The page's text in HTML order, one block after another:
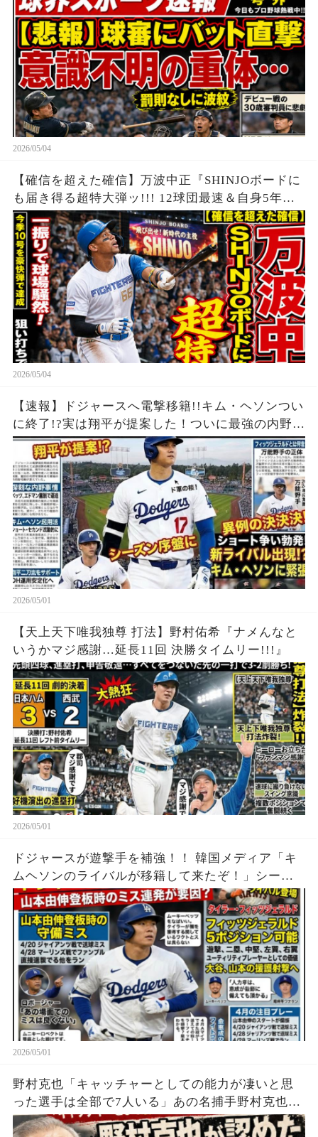
2026/05/04
【確信を超えた確信】万波中正『SHINJOボードに
も届き得る超特大弾ッ!!! 12球団最速＆自身5年連
続の二桁本塁打!!!』
2026/05/04
【速報】ドジャースへ電撃移籍!!キム・ヘソンつい
に終了!?実は翔平が提案した！ついに最強の内野布
陣が揃ってしまう!
2026/05/01
【天上天下唯我独尊 打法】野村佑希『ナメんなと
いうかマジ感謝…延長11回 決勝タイムリー!!!』
2026/05/01
ドジャースが遊撃手を補強！！ 韓国メディア「キ
ムヘソンのライバルが移籍して来たぞ！」シーズ
ン中にも関わらずショートを補強した理由をレジ
ェンドが解説【大谷翔平】
2026/05/01
野村克也「キャッチャーとしての能力が凄いと思
った選手は全部で7人いる」あの名捕手野村克也が
超一流と絶賛したキャッチャー7選